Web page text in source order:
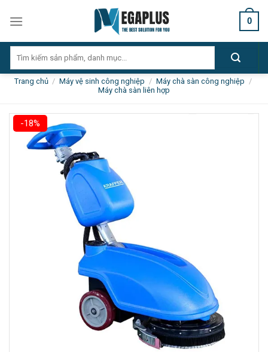
0
kiếm:
Trang chủ / Máy vệ sinh công nghiệp / Máy chà sàn công nghiệp /
Máy chà sàn liên hợp
-18%